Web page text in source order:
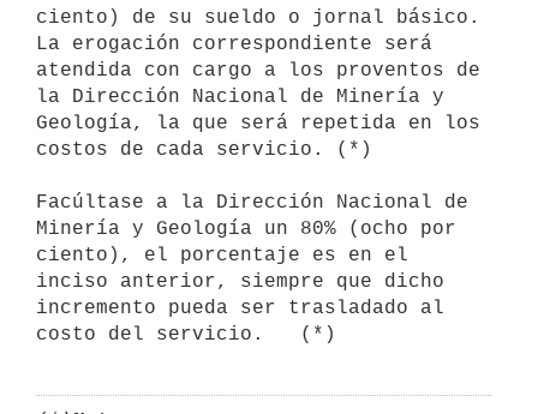
ciento) de su sueldo o jornal básico.
La erogación correspondiente será
atendida con cargo a los proventos de
la Dirección Nacional de Minería y
Geología, la que será repetida en los
costos de cada servicio. (*)
Facúltase a la Dirección Nacional de
Minería y Geología un 80% (ocho por
ciento), el porcentaje es en el
inciso anterior, siempre que dicho
incremento pueda ser trasladado al